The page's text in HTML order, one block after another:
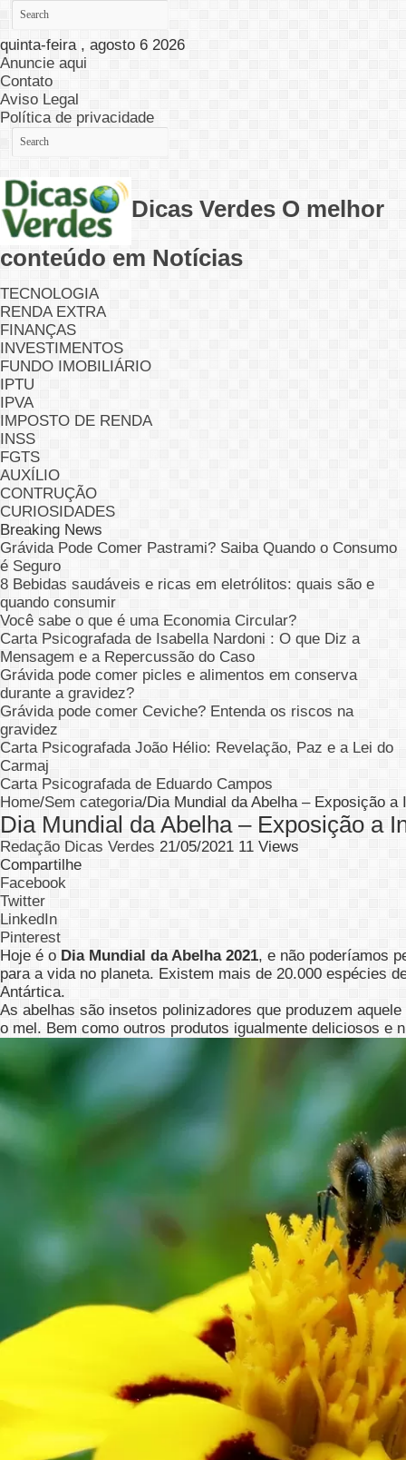
quinta-feira , agosto 6 2026
Anuncie aqui
Contato
Aviso Legal
Política de privacidade
Dicas Verdes O melhor
conteúdo em Notícias
TECNOLOGIA
RENDA EXTRA
FINANÇAS
INVESTIMENTOS
FUNDO IMOBILIÁRIO
IPTU
IPVA
IMPOSTO DE RENDA
INSS
FGTS
AUXÍLIO
CONTRUÇÃO
CURIOSIDADES
Breaking News
Grávida Pode Comer Pastrami? Saiba Quando o Consumo
é Seguro
8 Bebidas saudáveis e ricas em eletrólitos: quais são e
quando consumir
Você sabe o que é uma Economia Circular?
Carta Psicografada de Isabella Nardoni : O que Diz a
Mensagem e a Repercussão do Caso
Grávida pode comer picles e alimentos em conserva
durante a gravidez?
Grávida pode comer Ceviche? Entenda os riscos na
gravidez
Carta Psicografada João Hélio: Revelação, Paz e a Lei do
Carmaj
Carta Psicografada de Eduardo Campos
Home/Sem categoria/Dia Mundial da Abelha – Exposição
Dia Mundial da Abelha – Exposição a
Redação Dicas Verdes 21/05/2021 11 Views
Compartilhe
Facebook
Twitter
LinkedIn
Pinterest
Hoje é o Dia Mundial da Abelha 2021, e não poderíamos
para a vida no planeta. Existem mais de 20.000 espécies
Antártica.
As abelhas são insetos polinizadores que produzem
o mel. Bem como outros produtos igualmente deliciosos e